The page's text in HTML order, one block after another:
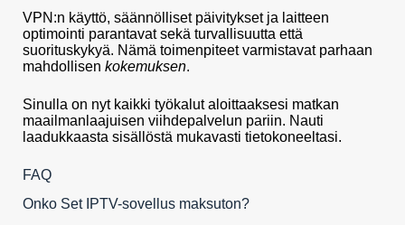
VPN:n käyttö, säännölliset päivitykset ja laitteen
optimointi parantavat sekä turvallisuutta että
suorituskykyä. Nämä toimenpiteet varmistavat parhaan
mahdollisen kokemuksen.
Sinulla on nyt kaikki työkalut aloittaaksesi matkan
maailmanlaajuisen viihdepalvelun pariin. Nauti
laadukkaasta sisällöstä mukavasti tietokoneeltasi.
FAQ
Onko Set IPTV-sovellus maksuton?